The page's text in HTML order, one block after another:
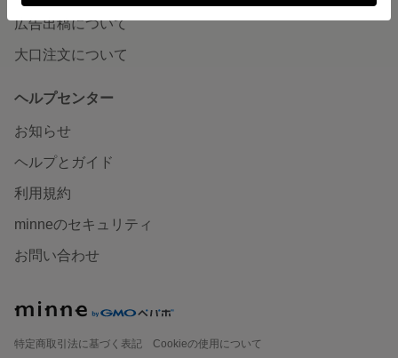
広告出稿について
大口注文について
ヘルプセンター
お知らせ
ヘルプとガイド
利用規約
minneのセキュリティ
お問い合わせ
特定商取引法に基づく表記
Cookieの使用について